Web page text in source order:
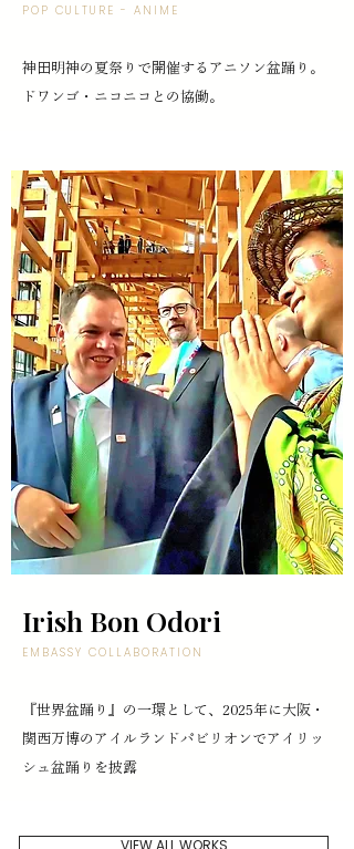
POP CULTURE - ANIME
神田明神の夏祭りで開催するアニソン盆踊り。
ドワンゴ・ニコニコとの協働。
Irish Bon Odori
EMBASSY COLLABORATION
『世界盆踊り』の一環として、2025年に大阪・
関西万博のアイルランドパビリオンでアイリッ
シュ盆踊りを披露
VIEW ALL WORKS